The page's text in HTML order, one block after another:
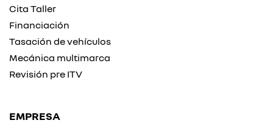
Cita Taller
Financiación
Tasación de vehículos
Mecánica multimarca
Revisión pre ITV
EMPRESA